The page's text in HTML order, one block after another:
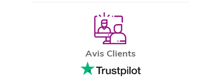
Avis Clients